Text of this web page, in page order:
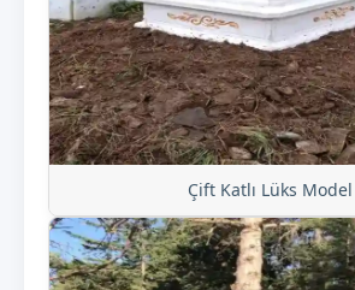
Çift Katlı Lüks Model